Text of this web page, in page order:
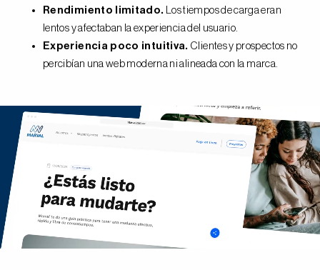
Rendimiento limitado. Los tiempos de carga eran
lentos y afectaban la experiencia del usuario.
Experiencia poco intuitiva. Clientes y prospectos no
percibían una web moderna ni alineada con la marca.